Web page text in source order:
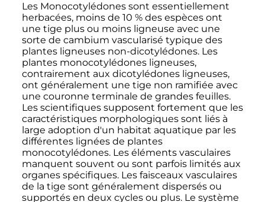
Les Monocotylédones sont essentiellement
herbacées, moins de 10 % des espèces ont
une tige plus ou moins ligneuse avec une
sorte de cambium vascularisé typique des
plantes ligneuses non-dicotylédones. Les
plantes monocotylédones ligneuses,
contrairement aux dicotylédones ligneuses,
ont généralement une tige non ramifiée avec
une couronne terminale de grandes feuilles.
Les scientifiques supposent fortement que les
caractéristiques morphologiques sont liés à
large adoption d'un habitat aquatique par les
différentes lignées de plantes
monocotylédones. Les éléments vasculaires
manquent souvent ou sont parfois limités aux
organes spécifiques. Les faisceaux vasculaires
de la tige sont généralement dispersés ou
supportés en deux cycles ou plus. Le système